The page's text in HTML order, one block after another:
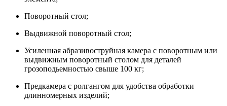
Поворотный стол;
Выдвижной поворотный стол;
Усиленная абразивоструйная камера с поворотным или
выдвижным поворотный столом для деталей
грозоподьемностью свыше 100 кг;
Предкамера с ролгангом для удобства обработки
длинномерных изделий;